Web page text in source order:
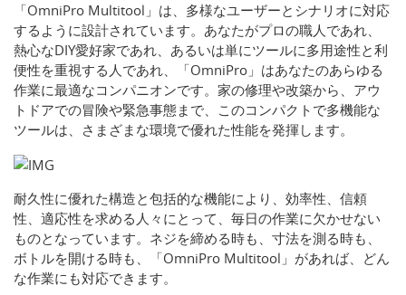
「OmniPro Multitool」は、多様なユーザーとシナリオに対応
するように設計されています。あなたがプロの職人であれ、
熱心なDIY愛好家であれ、あるいは単にツールに多用途性と利
便性を重視する人であれ、「OmniPro」はあなたのあらゆる
作業に最適なコンパニオンです。家の修理や改築から、アウ
トドアでの冒険や緊急事態まで、このコンパクトで多機能な
ツールは、さまざまな環境で優れた性能を発揮します。
耐久性に優れた構造と包括的な機能により、効率性、信頼
性、適応性を求める人々にとって、毎日の作業に欠かせない
ものとなっています。ネジを締める時も、寸法を測る時も、
ボトルを開ける時も、「OmniPro Multitool」があれば、どん
な作業にも対応できます。